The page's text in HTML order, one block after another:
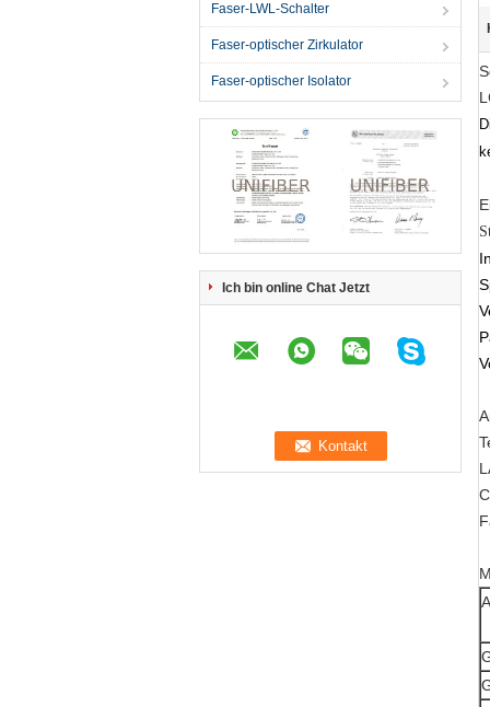
Faser-LWL-Schalter
Faser-optischer Zirkulator
Faser-optischer Isolator
Ich bin online Chat Jetzt